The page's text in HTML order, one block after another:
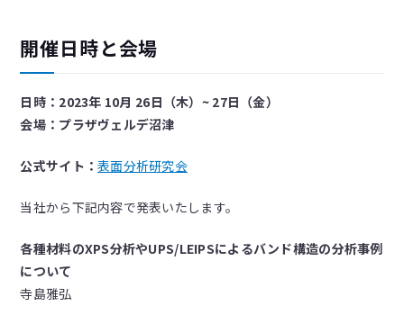
開催日時と会場
日時：2023年 10月 26日（木）~ 27日（金）
会場：プラザヴェルデ沼津
公式サイト：表面分析研究会
当社から下記内容で発表いたします。
各種材料のXPS分析やUPS/LEIPSによるバンド構造の分析事例
について
寺島雅弘